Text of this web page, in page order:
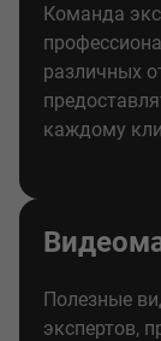
Команда
различных
каждому
Полезные
экспертов,